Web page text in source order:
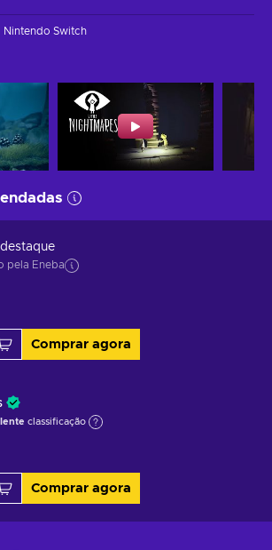
Nintendo Switch
pela Eneba
Comprar agora
classificação
Comprar agora